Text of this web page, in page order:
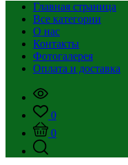
Главная страница
Все категории
О нас
Контакты
Фотогалерея
Оплата и доставка
0
0